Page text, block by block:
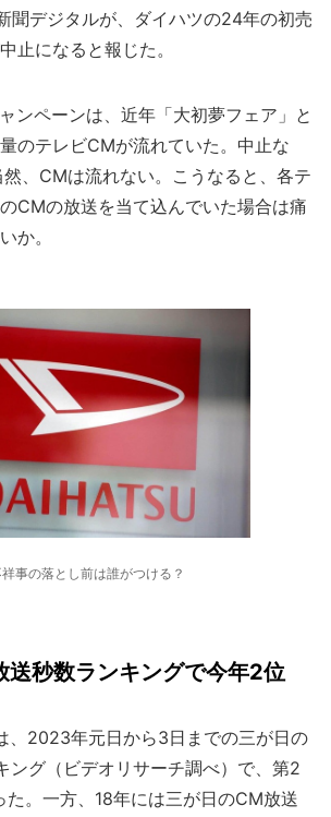
聞デジタルが、ダイハツの24年の初売
止になると報じた。
ンペーンは、近年「大初夢フェア」と
のテレビCMが流れていた。中止な
、CMは流れない。こうなると、各テ
CMの放送を当て込んでいた場合は痛
か。
事の落とし前は誰がつける？
送秒数ランキングで今年2位
、2023年元日から3日までの三が日の
ング（ビデオリサーチ調べ）で、第2
。一方、18年には三が日のCM放送